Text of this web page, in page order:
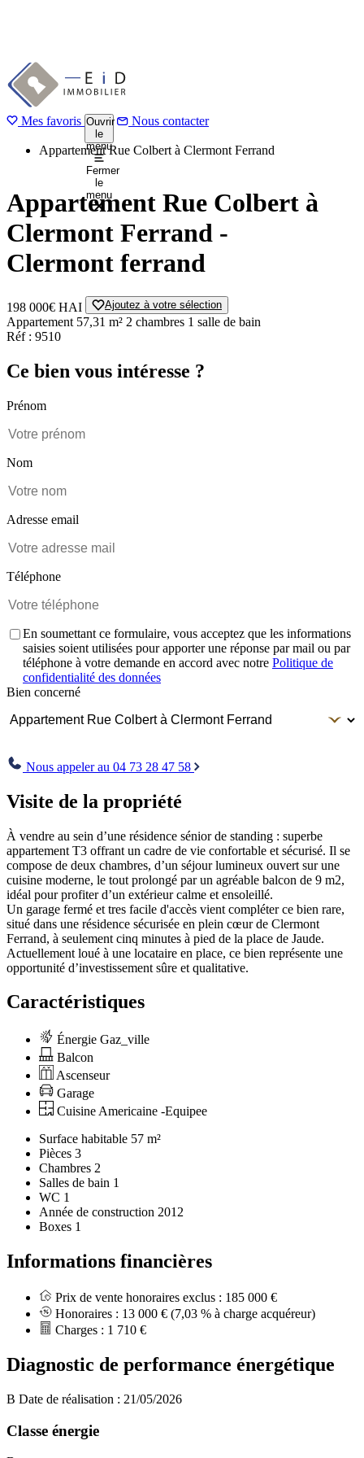
Aller
au
contenu
principal
Mes favoris Ouvrir
le
menu
Fermer
le
menu
Nous contacter
1 / 4
Précédent
Suivant
Accueil
Appartement Rue Colbert à Clermont Ferrand
Appartement Rue Colbert à
Clermont Ferrand -
Clermont ferrand
198 000€ HAI Ajoutez à votre sélection
Appartement 57,31 m² 2 chambres 1 salle de bain
Réf : 9510
Visite de la propriété
À vendre au sein d’une résidence sénior de standing : superbe
appartement T3 offrant un cadre de vie confortable et sécurisé. Il se
compose de deux chambres, d’un séjour lumineux ouvert sur une
cuisine moderne, le tout prolongé par un agréable balcon de 9 m2,
idéal pour profiter d’un extérieur calme et ensoleillé.
Un garage fermé et tres facile d'accès vient compléter ce bien rare,
situé dans une résidence sécurisée en plein cœur de Clermont
Ferrand, à seulement cinq minutes à pied de la place de Jaude.
Actuellement loué à une locataire en place, ce bien représente une
opportunité d’investissement sûre et qualitative.
Caractéristiques
Énergie Gaz_ville
Balcon
Ascenseur
Garage
Cuisine Americaine -Equipee
Surface habitable 57 m²
Pièces 3
Chambres 2
Salles de bain 1
WC 1
Année de construction 2012
Boxes 1
Informations financières
Prix de vente honoraires exclus : 185 000 €
Honoraires : 13 000 € (7,03 % à charge acquéreur)
Charges : 1 710 €
Diagnostic de performance énergétique
B Date de réalisation : 21/05/2026
Classe énergie
Ce bien vous intéresse ?
Prénom
Nom
Adresse email
Téléphone
En soumettant ce formulaire, vous acceptez que les informations
saisies soient utilisées pour apporter une réponse par mail ou par
téléphone à votre demande en accord avec notre Politique de
confidentialité des données
Bien concerné
Nous appeler au 04 73 28 47 58